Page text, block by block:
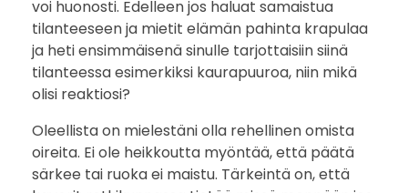
voi huonosti. Edelleen jos haluat samaistua
tilanteeseen ja mietit elämän pahinta krapulaa
ja heti ensimmäisenä sinulle tarjottaisiin siinä
tilanteessa esimerkiksi kaurapuuroa, niin mikä
olisi reaktiosi?
Oleellista on mielestäni olla rehellinen omista
oireita. Ei ole heikkoutta myöntää, että päätä
särkee tai ruoka ei maistu. Tärkeintä on, että